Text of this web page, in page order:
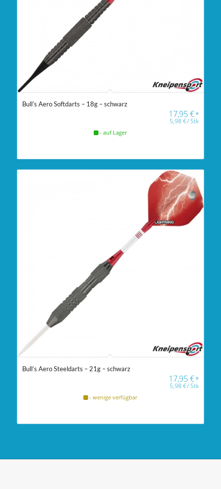
Bull’s Aero Softdarts – 18g – schwarz
17,95€*
5,98€/Stk
- auf Lager
Bull’s Aero Steeldarts – 21g – schwarz
17,95€*
5,98€/Stk
- wenige verfügbar